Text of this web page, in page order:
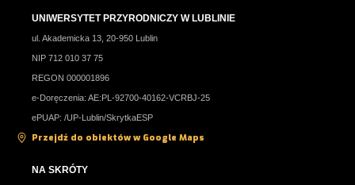
UNIWERSYTET PRZYRODNICZY W LUBLINIE
ul. Akademicka 13, 20-950 Lublin
NIP 712 010 37 75
REGON 000001896
e-Doręczenia: AE:PL-92700-40162-VCRBJ-25
ePUAP: /UP-Lublin/SkrytkaESP
Przejdź do obiektów w Google Maps
NA SKRÓTY